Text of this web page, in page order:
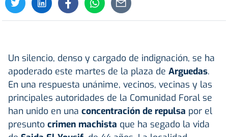
Un silencio, denso y cargado de indignación, se ha
apoderado este martes de la plaza de Arguedas.
En una respuesta unánime, vecinos, vecinas y las
principales autoridades de la Comunidad Foral se
han unido en una concentración de repulsa por el
presunto crimen machista que ha segado la vida